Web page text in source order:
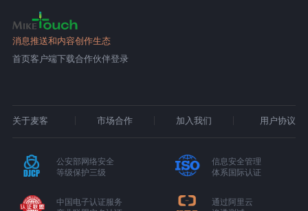
消息推送和内容创作生态
首页客户端下载合作伙伴登录
关于麦客 市场合作 加入我们 用户协议
公安部网络安全
等级保护三级
信息安全管理
体系国际认证
中国电子认证服务
通过阿里云